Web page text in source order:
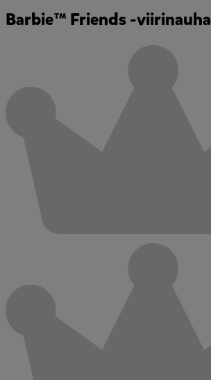
Barbie™ Friends -viirinauha